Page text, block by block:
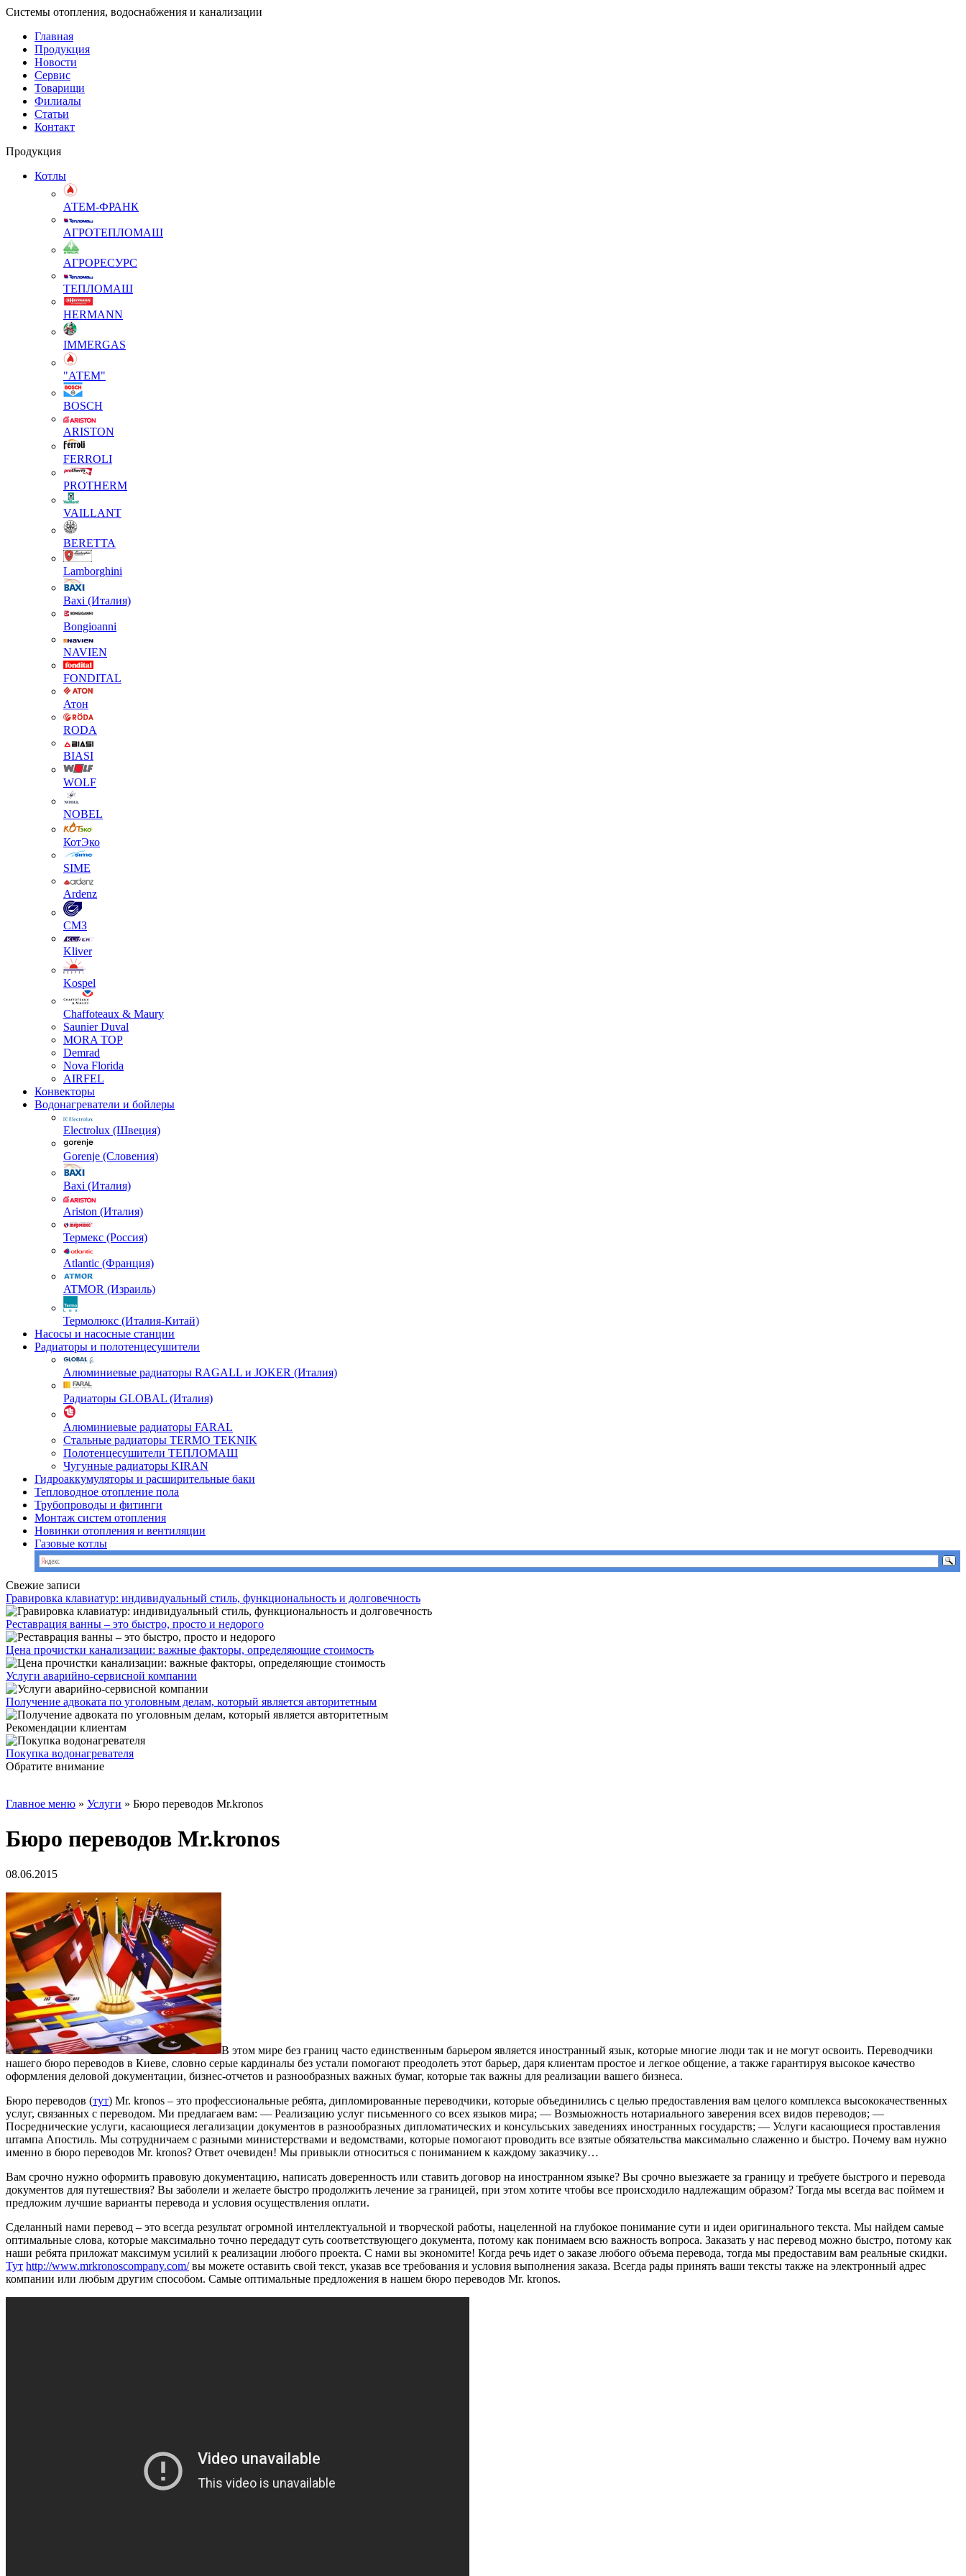
Системы отопления, водоснабжения и канализации
Главная
Продукция
Новости
Сервис
Товарищи
Филиалы
Статьи
Контакт
Продукция
Котлы
АТЕМ-ФРАНК
АГРОТЕПЛОМАШ
АГРОРЕСУРС
ТЕПЛОМАШ
HERMANN
IMMERGAS
"АТЕМ"
BOSCH
ARISTON
FERROLI
PROTHERM
VAILLANT
BERETTA
Lamborghini
Baxi (Италия)
Вongioanni
NAVIEN
FONDITAL
Атон
RODA
BIASI
WOLF
NOBEL
КотЭко
SIME
Ardenz
СМЗ
Kliver
Kospel
Chaffoteaux & Maury
Saunier Duval
MORA TOP
Demrad
Nova Florida
AIRFEL
Конвекторы
Водонагреватели и бойлеры
Electrolux (Швеция)
Gorenje (Словения)
Baxi (Италия)
Ariston (Италия)
Термекс (Россия)
Atlantic (Франция)
ATMOR (Израиль)
Термолюкс (Италия-Китай)
Насосы и насосные станции
Радиаторы и полотенцесушители
Алюминиевые радиаторы RAGALL и JOKER (Италия)
Радиаторы GLOBAL (Италия)
Алюминиевые радиаторы FARAL
Стальные радиаторы TERMO TEKNIK
Полотенцесушители ТЕПЛОМАШ
Чугунные радиаторы KIRAN
Гидроаккумуляторы и расширительные баки
Тепловодное отопление пола
Трубопроводы и фитинги
Монтаж систем отопления
Новинки отопления и вентиляции
Газовые котлы
Свежие записи
Гравировка клавиатур: индивидуальный стиль, функциональность и долговечность
Реставрация ванны – это быстро, просто и недорого
Цена прочистки канализации: важные факторы, определяющие стоимость
Услуги аварийно-сервисной компании
Получение адвоката по уголовным делам, который является авторитетным
Рекомендации клиентам
Покупка водонагревателя
Обратите внимание
Главное меню » Услуги » Бюро переводов Mr.kronos
Бюро переводов Mr.kronos
08.06.2015
В этом мире без границ часто единственным барьером является иностранный язык, которые многие люди так и не могут освоить. Переводчики
нашего бюро переводов в Киеве, словно серые кардиналы без устали помогают преодолеть этот барьер, даря клиентам простое и легкое общение, а также гарантируя высокое качество
оформления деловой документации, бизнес-отчетов и разнообразных важных бумаг, которые так важны для реализации вашего бизнеса.
Бюро переводов (тут) Mr. kronos – это профессиональные ребята, дипломированные переводчики, которые объединились с целью предоставления вам целого комплекса высококачественных
услуг, связанных с переводом. Ми предлагаем вам: — Реализацию услуг письменного со всех языков мира; — Возмыожность нотариального заверения всех видов переводов; —
Посреднические услуги, касающиеся легализации документов в разнообразных дипломатических и консульських заведениях иностранных государств; — Услуги касающиеся проставления
штампа Апостиль. Мы сотрудничаем с разными министерствами и ведомствами, которые помогают проводить все взятые обязательства максимально слаженно и быстро. Почему вам нужно
именно в бюро переводов Mr. kronos? Ответ очевиден! Мы привыкли относиться с пониманием к каждому заказчику…
Вам срочно нужно оформить правовую документацию, написать доверенность или ставить договор на иностранном языке? Вы срочно выезжаете за границу и требуете быстрого и перевода
документов для путешествия? Вы заболели и желаете быстро продолжить лечение за границей, при этом хотите чтобы все происходило надлежащим образом? Тогда мы всегда вас поймем и
предложим лучшие варианты перевода и условия осуществления оплати.
Сделанный нами перевод – это всегда результат огромной интеллектуальной и творческой работы, нацеленной на глубокое понимание сути и идеи оригинального текста. Мы найдем самые
оптимальные слова, которые максимально точно передадут суть соответствующего документа, потому как понимаем всю важность вопроса. Заказать у нас перевод можно быстро, потому как
наши ребята приложат максимум усилий к реализации любого проекта. С нами вы экономите! Когда речь идет о заказе любого объема перевода, тогда мы предоставим вам реальные скидки.
Тут http://www.mrkronoscompany.com/вы можете оставить свой текст, указав все требования и условия выполнения заказа. Всегда рады принять ваши тексты также на электронный адрес
компании или любым другим способом. Самые оптимальные предложения в нашем бюро переводов Mr. kronos.